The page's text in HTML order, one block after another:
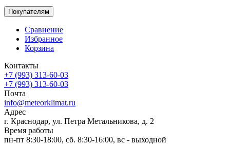
Покупателям
Сравнение
Избранное
Корзина
Контакты
+7 (993) 313-60-03
+7 (993) 313-60-03
Почта
info@meteorklimat.ru
Адрес
г. Краснодар, ул. Петра Метальникова, д. 2
Время работы
пн-пт 8:30-18:00, сб. 8:30-16:00, вс - выходной